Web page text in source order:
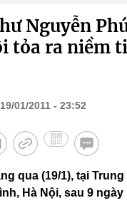
Nguyễn
tỏa ra niềm
01/2011 - 23:52
qua (19/1), tại
Hà Nội, sau 9